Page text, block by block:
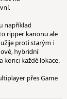
například
ripper kanonu ale
proti starým i
hybridní
konci každé lokace.
přes Game